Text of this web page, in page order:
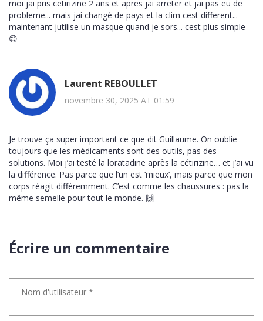
moi jai pris cetirizine 2 ans et apres jai arreter et jai pas eu de
probleme... mais jai changé de pays et la clim cest different...
maintenant jutilise un masque quand je sors... cest plus simple
😊
Laurent REBOULLET
novembre 30, 2025 AT 01:59
Je trouve ça super important ce que dit Guillaume. On oublie
toujours que les médicaments sont des outils, pas des
solutions. Moi j’ai testé la loratadine après la cétirizine… et j’ai vu
la différence. Pas parce que l’un est ‘mieux’, mais parce que mon
corps réagit différemment. C’est comme les chaussures : pas la
même semelle pour tout le monde. 🙌
Écrire un commentaire